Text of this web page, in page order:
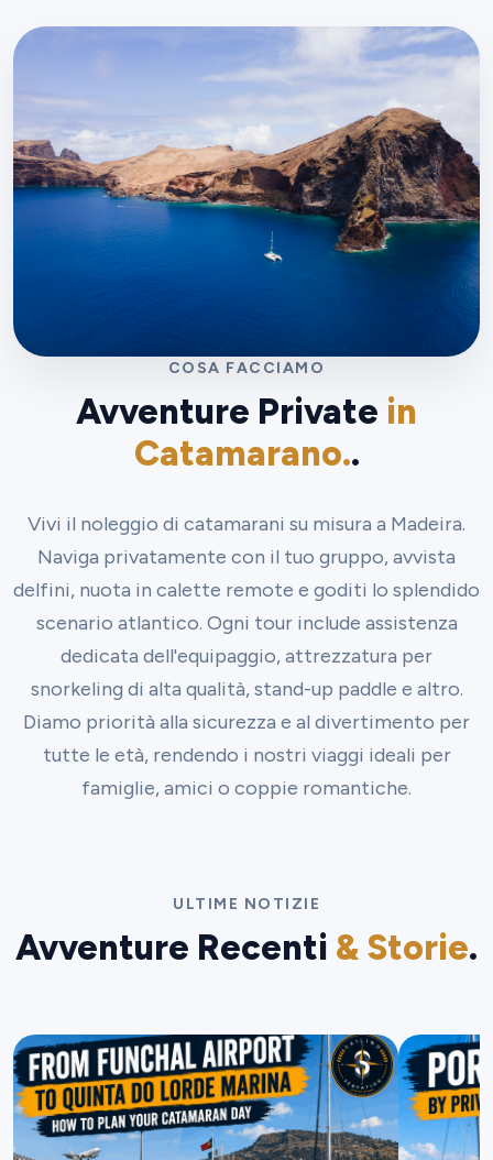
COSA FACCIAMO
Avventure Private in
Catamarano..
Vivi il noleggio di catamarani su misura a Madeira.
Naviga privatamente con il tuo gruppo, avvista
delfini, nuota in calette remote e goditi lo splendido
scenario atlantico. Ogni tour include assistenza
dedicata dell'equipaggio, attrezzatura per
snorkeling di alta qualità, stand-up paddle e altro.
Diamo priorità alla sicurezza e al divertimento per
tutte le età, rendendo i nostri viaggi ideali per
famiglie, amici o coppie romantiche.
ULTIME NOTIZIE
Avventure Recenti & Storie.